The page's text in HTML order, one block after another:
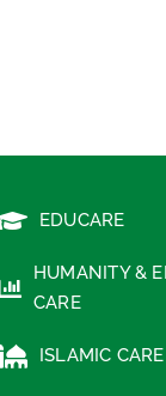
EDUCARE
HUMANITY &
CARE
ISLAMIC CARE